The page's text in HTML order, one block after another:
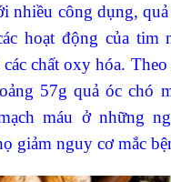
nhiều công dụng,
hoạt động của tim
chất oxy hóa. Theo
57g quả óc chó
máu ở những
giảm nguy cơ mắc